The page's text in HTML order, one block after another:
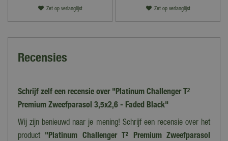
Zet op verlanglijst Zet op verlanglijst
Recensies
Schrijf zelf een recensie over "Platinum Challenger T²
Premium Zweefparasol 3,5x2,6 - Faded Black"
Wij zijn benieuwd naar je mening! Schrijf een recensie over het
product "Platinum Challenger T² Premium Zweefparasol